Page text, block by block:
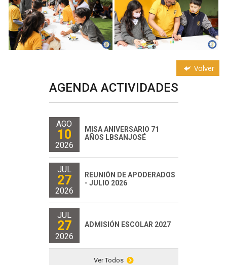
Volver
AGENDA ACTIVIDADES
AGO
10
2026
MISA ANIVERSARIO 71
AÑOS LBSANJOSÉ
JUL
27
2026
REUNIÓN DE APODERADOS
- JULIO 2026
JUL
27
2026
ADMISIÓN ESCOLAR 2027
Ver Todos